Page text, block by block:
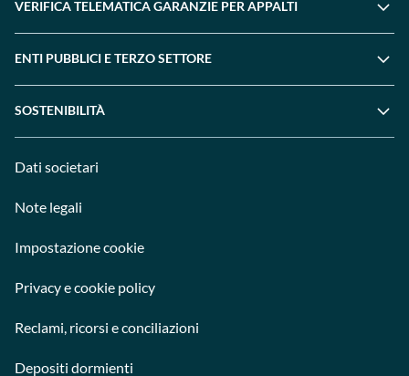
VERIFICA TELEMATICA GARANZIE PER APPALTI
ENTI PUBBLICI E TERZO SETTORE
SOSTENIBILITÀ
Dati societari
Note legali
Impostazione cookie
Privacy e cookie policy
Reclami, ricorsi e conciliazioni
Depositi dormienti